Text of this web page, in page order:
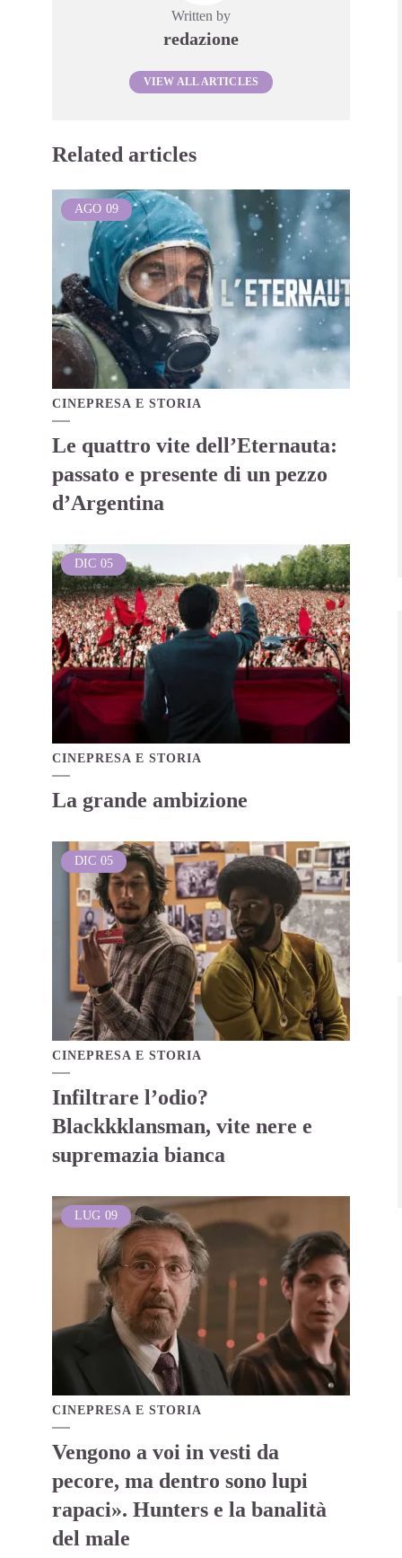
Written by
redazione
VIEW ALL ARTICLES
Related articles
AGO 09
CINEPRESA E STORIA
Le quattro vite dell’Eternauta:
passato e presente di un pezzo
d’Argentina
DIC 05
CINEPRESA E STORIA
La grande ambizione
DIC 05
CINEPRESA E STORIA
Infiltrare l’odio?
Blackkklansman, vite nere e
supremazia bianca
LUG 09
CINEPRESA E STORIA
Vengono a voi in vesti da
pecore, ma dentro sono lupi
rapaci». Hunters e la banalità
del male